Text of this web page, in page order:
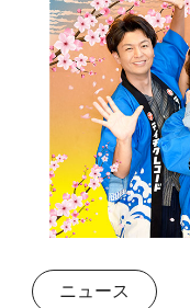
ニュース